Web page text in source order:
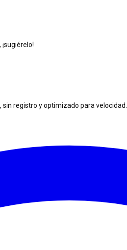
registro y optimizado para velocidad.